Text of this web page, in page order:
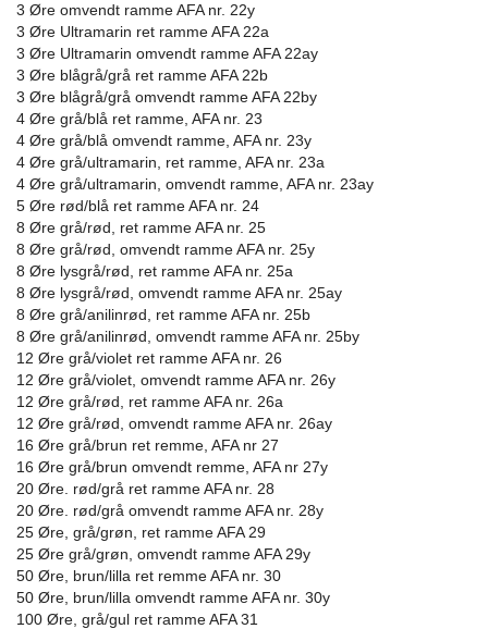
3 Øre omvendt ramme AFA nr. 22y
3 Øre Ultramarin ret ramme AFA 22a
3 Øre Ultramarin omvendt ramme AFA 22ay
3 Øre blågrå/grå ret ramme AFA 22b
3 Øre blågrå/grå omvendt ramme AFA 22by
4 Øre grå/blå ret ramme, AFA nr. 23
4 Øre grå/blå omvendt ramme, AFA nr. 23y
4 Øre grå/ultramarin, ret ramme, AFA nr. 23a
4 Øre grå/ultramarin, omvendt ramme, AFA nr. 23ay
5 Øre rød/blå ret ramme AFA nr. 24
8 Øre grå/rød, ret ramme AFA nr. 25
8 Øre grå/rød, omvendt ramme AFA nr. 25y
8 Øre lysgrå/rød, ret ramme AFA nr. 25a
8 Øre lysgrå/rød, omvendt ramme AFA nr. 25ay
8 Øre grå/anilinrød, ret ramme AFA nr. 25b
8 Øre grå/anilinrød, omvendt ramme AFA nr. 25by
12 Øre grå/violet ret ramme AFA nr. 26
12 Øre grå/violet, omvendt ramme AFA nr. 26y
12 Øre grå/rød, ret ramme AFA nr. 26a
12 Øre grå/rød, omvendt ramme AFA nr. 26ay
16 Øre grå/brun ret remme, AFA nr 27
16 Øre grå/brun omvendt remme, AFA nr 27y
20 Øre. rød/grå ret ramme AFA nr. 28
20 Øre. rød/grå omvendt ramme AFA nr. 28y
25 Øre, grå/grøn, ret ramme AFA 29
25 Øre grå/grøn, omvendt ramme AFA 29y
50 Øre, brun/lilla ret remme AFA nr. 30
50 Øre, brun/lilla omvendt ramme AFA nr. 30y
100 Øre, grå/gul ret ramme AFA 31